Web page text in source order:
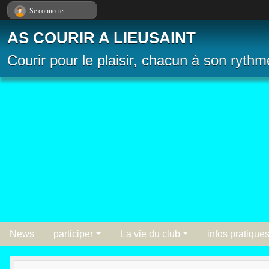
AS COURIR A LIEUSAINT
Courir pour le plaisir, chacun à son
News participer La vie du club infos pratiques
Se connecter
Panneau de gestion des cookies